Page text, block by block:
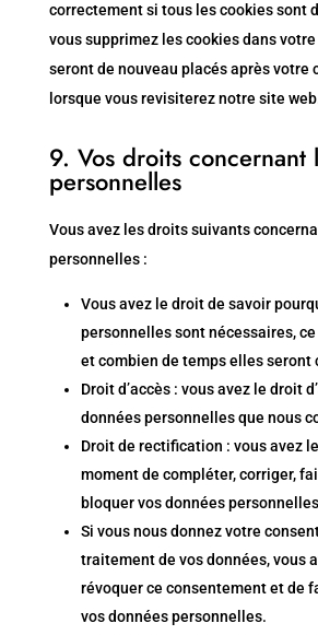
correctement si tous les cookies sont
vous supprimez les cookies dans
seront de nouveau placés après votre
lorsque vous revisiterez notre site
9. Vos droits concernant
personnelles
Vous avez les droits suivants
personnelles :
Vous avez le droit de savoir
personnelles sont nécessaires,
et combien de temps elles seront
Droit d’accès : vous avez le droit
données personnelles que nous
Droit de rectification : vous avez
moment de compléter, corriger,
bloquer vos données
Si vous nous donnez votre
traitement de vos données, vous
révoquer ce consentement et de
vos données personnelles.